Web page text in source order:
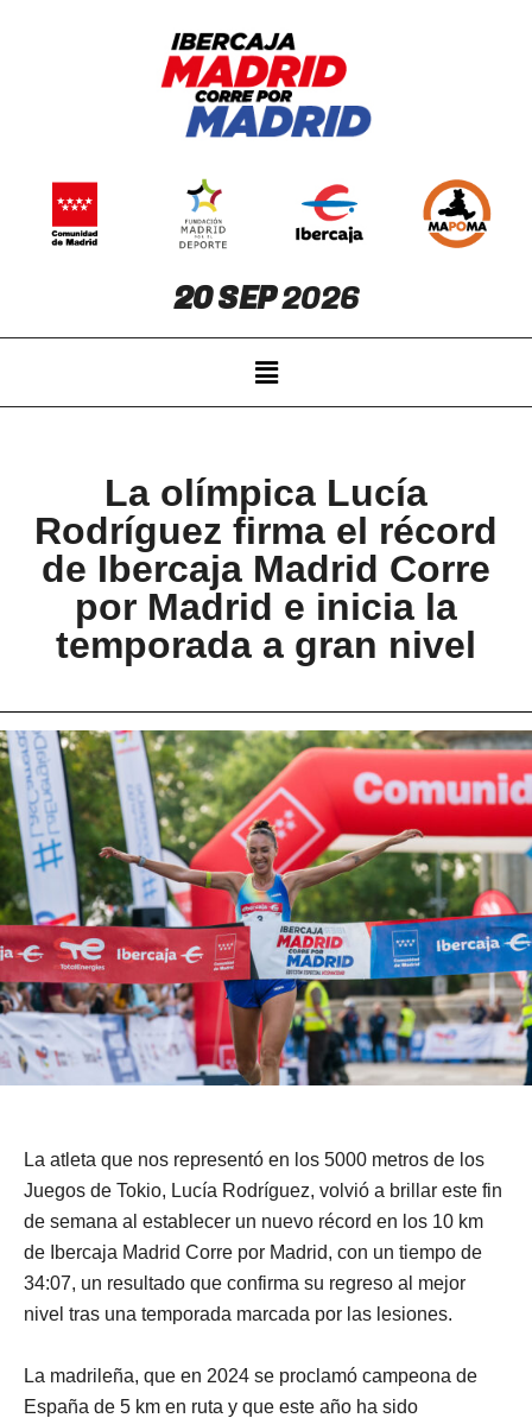
20 SEP2026
La olímpica Lucía
Rodríguez firma el récord
de Ibercaja Madrid Corre
por Madrid e inicia la
temporada a gran nivel
La atleta que nos representó en los 5000 metros de los
Juegos de Tokio, Lucía Rodríguez, volvió a brillar este fin
de semana al establecer un nuevo récord en los 10 km
de Ibercaja Madrid Corre por Madrid, con un tiempo de
34:07, un resultado que confirma su regreso al mejor
nivel tras una temporada marcada por las lesiones.
La madrileña, que en 2024 se proclamó campeona de
España de 5 km en ruta y que este año ha sido